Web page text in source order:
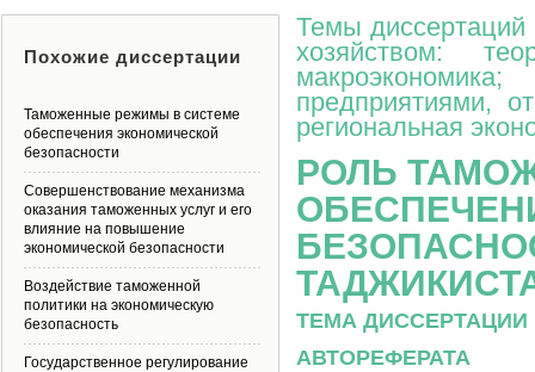
Темы диссертаций
хозяйством:
предприятиями,
региональная
РОЛЬ
ТЕМА
АВТОРЕФЕРАТА
Похожие диссертации
Таможенные режимы в системе
обеспечения экономической
безопасности
Совершенствование механизма
оказания таможенных услуг и его
влияние на повышение
экономической безопасности
Воздействие таможенной
политики на экономическую
безопасность
Государственное регулирование